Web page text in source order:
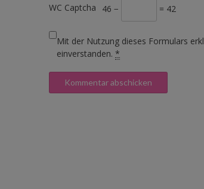
WC Captcha 46 − = 42
Mit der Nutzung dieses Formulars
einverstanden. *